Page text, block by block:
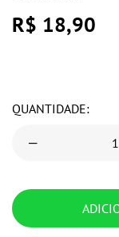
R$ 18,90
QUANTIDADE: